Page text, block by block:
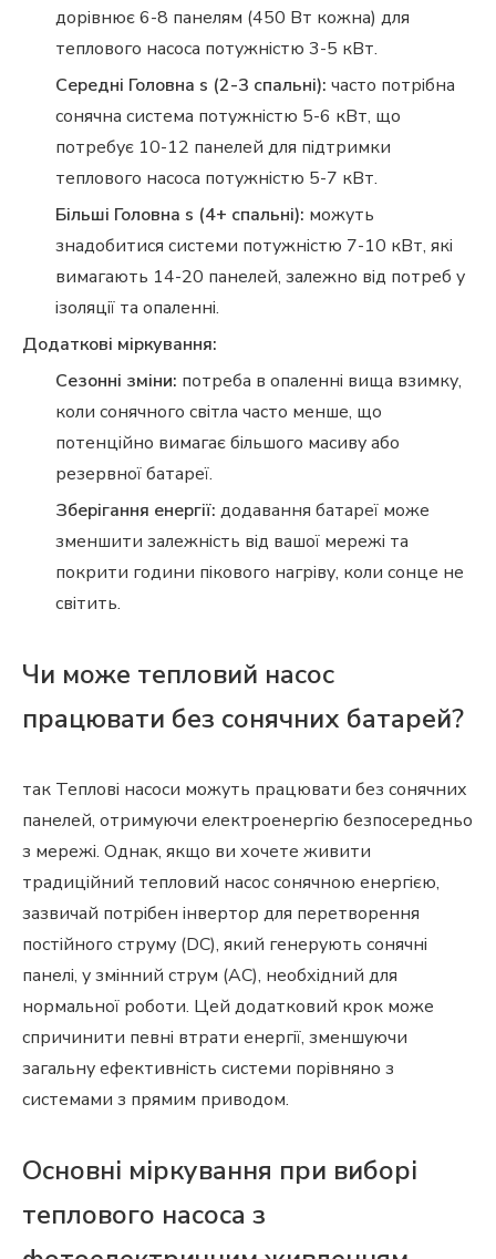
дорівнює 6-8 панелям (450 Вт кожна) для
теплового насоса потужністю 3-5 кВт.
Середні Головна s (2-3 спальні): часто потрібна
сонячна система потужністю 5-6 кВт, що
потребує 10-12 панелей для підтримки
теплового насоса потужністю 5-7 кВт.
Більші Головна s (4+ спальні): можуть
знадобитися системи потужністю 7-10 кВт, які
вимагають 14-20 панелей, залежно від потреб у
ізоляції та опаленні.
Додаткові міркування:
Сезонні зміни: потреба в опаленні вища взимку,
коли сонячного світла часто менше, що
потенційно вимагає більшого масиву або
резервної батареї.
Зберігання енергії: додавання батареї може
зменшити залежність від вашої мережі та
покрити години пікового нагріву, коли сонце не
світить.
Чи може тепловий насос
працювати без сонячних батарей?
так Теплові насоси можуть працювати без сонячних
панелей, отримуючи електроенергію безпосередньо
з мережі. Однак, якщо ви хочете живити
традиційний тепловий насос сонячною енергією,
зазвичай потрібен інвертор для перетворення
постійного струму (DC), який генерують сонячні
панелі, у змінний струм (AC), необхідний для
нормальної роботи. Цей додатковий крок може
спричинити певні втрати енергії, зменшуючи
загальну ефективність системи порівняно з
системами з прямим приводом.
Основні міркування при виборі
теплового насоса з